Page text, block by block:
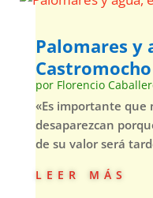
Palomares y
Castromocho
por Florencio
«Es importante que
desaparezcan
de su valor será
leer más